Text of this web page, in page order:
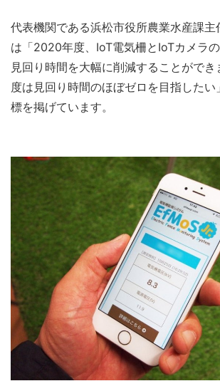
代表機関である浜松市役所農業水産課主
は「2020年度、IoT電気柵とIoTカメラの
見回り時間を大幅に削減することがで
度は見回り時間のほぼゼロを目指したい
標を掲げています。